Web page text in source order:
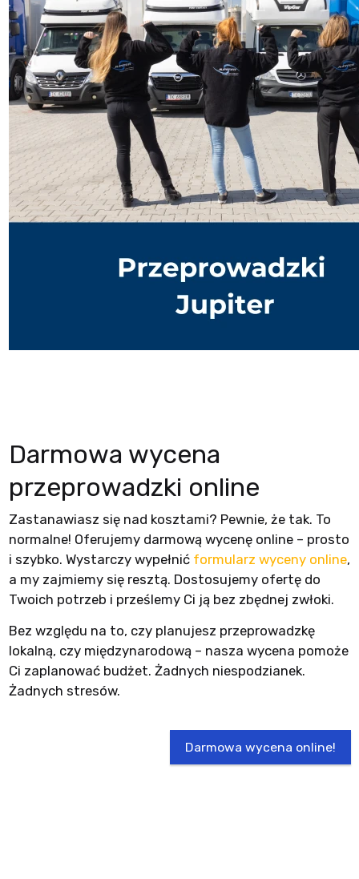
Darmowa wycena
przeprowadzki online
Zastanawiasz się nad kosztami? Pewnie, że tak. To
normalne! Oferujemy darmową wycenę online – prosto
i szybko. Wystarczy wypełnić formularz wyceny online,
a my zajmiemy się resztą. Dostosujemy ofertę do
Twoich potrzeb i prześlemy Ci ją bez zbędnej zwłoki.
Bez względu na to, czy planujesz przeprowadzkę
lokalną, czy międzynarodową – nasza wycena pomoże
Ci zaplanować budżet. Żadnych niespodzianek.
Żadnych stresów.
Darmowa wycena online!